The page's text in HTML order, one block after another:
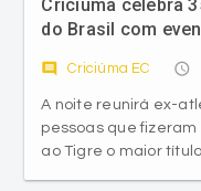
Criciúma celebra
do Brasil com
comment Criciúma EC access_time
A noite reunirá ex-
pessoas que
ao Tigre o maior